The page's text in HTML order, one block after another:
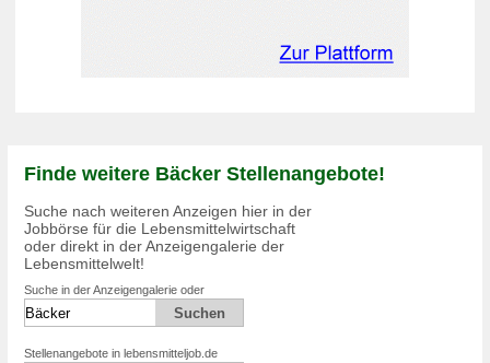
Finde weitere Bäcker Stellenangebote!
Suche nach weiteren Anzeigen hier in der
Jobbörse für die Lebensmittelwirtschaft
oder direkt in der Anzeigengalerie der
Lebensmittelwelt!
Suche in der Anzeigengalerie oder
Stellenangebote in lebensmitteljob.de